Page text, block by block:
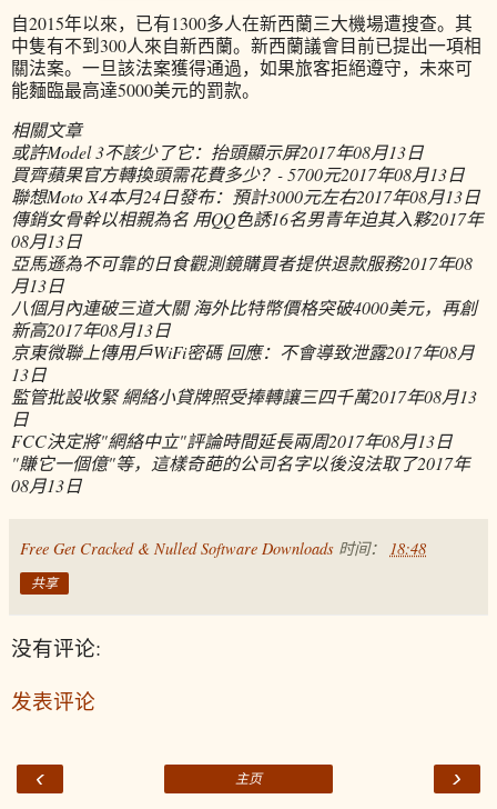
自2015年以來，已有1300多人在新西蘭三大機場遭搜查。其
中隻有不到300人來自新西蘭。新西蘭議會目前已提出一項相
關法案。一旦該法案獲得通過，如果旅客拒絕遵守，未來可
能麵臨最高達5000美元的罰款。
相關文章
或許Model 3不該少了它：抬頭顯示屏2017年08月13日
買齊蘋果官方轉換頭需花費多少？- 5700元2017年08月13日
聯想Moto X4本月24日發布：預計3000元左右2017年08月13日
傳銷女骨幹以相親為名 用QQ色誘16名男青年迫其入夥2017年
08月13日
亞馬遜為不可靠的日食觀測鏡購買者提供退款服務2017年08
月13日
八個月內連破三道大關 海外比特幣價格突破4000美元，再創
新高2017年08月13日
京東微聯上傳用戶WiFi密碼 回應：不會導致泄露2017年08月
13日
監管批設收緊 網絡小貸牌照受捧轉讓三四千萬2017年08月13
日
FCC決定將"網絡中立"評論時間延長兩周2017年08月13日
"賺它一個億"等，這樣奇葩的公司名字以後沒法取了2017年
08月13日
Free Get Cracked & Nulled Software Downloads 时间： 18:48
共享
没有评论:
发表评论
‹ ›
主页